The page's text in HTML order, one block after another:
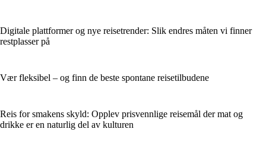
Digitale plattformer og nye reisetrender: Slik endres måten vi finner
restplasser på
Vær fleksibel – og finn de beste spontane reisetilbudene
Reis for smakens skyld: Opplev prisvennlige reisemål der mat og
drikke er en naturlig del av kulturen